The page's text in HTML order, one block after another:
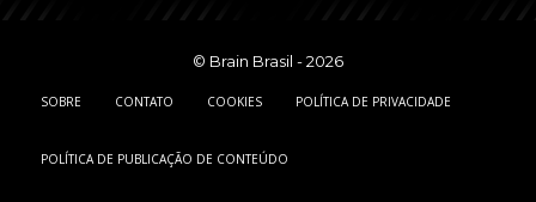
© Brain Brasil - 2026
SOBRE CONTATO COOKIES POLÍTICA DE PRIVACIDADE
POLÍTICA DE PUBLICAÇÃO DE CONTEÚDO